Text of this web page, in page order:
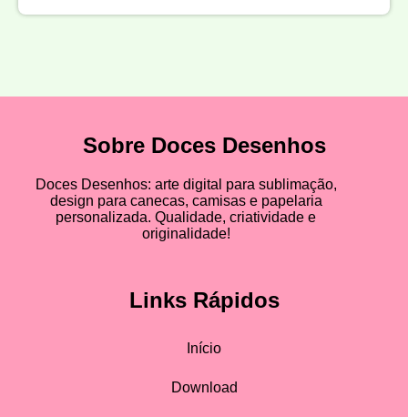
Sobre Doces Desenhos
Doces Desenhos: arte digital para sublimação,
design para canecas, camisas e papelaria
personalizada. Qualidade, criatividade e
originalidade!
Links Rápidos
Início
Download